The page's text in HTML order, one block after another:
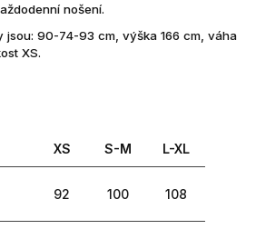
nošení.
jsou: 90-74-93 cm, výška 166 cm, váha
XS.
XS S-M L-XL
92 100 108